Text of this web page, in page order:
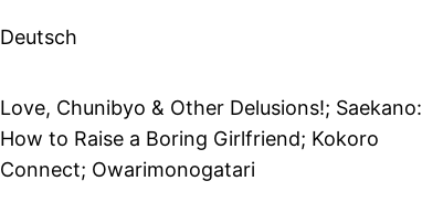
Deutsch
Love, Chunibyo & Other Delusions!; Saekano:
How to Raise a Boring Girlfriend; Kokoro
Connect; Owarimonogatari